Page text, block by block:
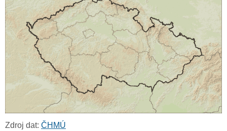
Zdroj dat: ČHMÚ